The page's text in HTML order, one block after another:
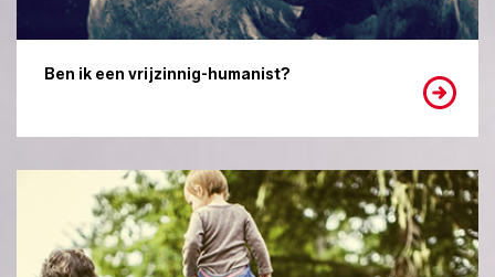
Ben ik een vrijzinnig-humanist?